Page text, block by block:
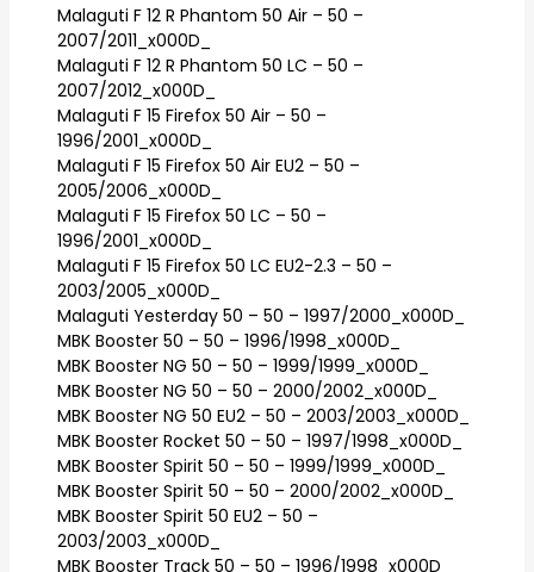
Malaguti F 12 R Phantom 50 Air – 50 –
2007/2011_x000D_
Malaguti F 12 R Phantom 50 LC – 50 –
2007/2012_x000D_
Malaguti F 15 Firefox 50 Air – 50 –
1996/2001_x000D_
Malaguti F 15 Firefox 50 Air EU2 – 50 –
2005/2006_x000D_
Malaguti F 15 Firefox 50 LC – 50 –
1996/2001_x000D_
Malaguti F 15 Firefox 50 LC EU2-2.3 – 50 –
2003/2005_x000D_
Malaguti Yesterday 50 – 50 – 1997/2000_x000D_
MBK Booster 50 – 50 – 1996/1998_x000D_
MBK Booster NG 50 – 50 – 1999/1999_x000D_
MBK Booster NG 50 – 50 – 2000/2002_x000D_
MBK Booster NG 50 EU2 – 50 – 2003/2003_x000D_
MBK Booster Rocket 50 – 50 – 1997/1998_x000D_
MBK Booster Spirit 50 – 50 – 1999/1999_x000D_
MBK Booster Spirit 50 – 50 – 2000/2002_x000D_
MBK Booster Spirit 50 EU2 – 50 –
2003/2003_x000D_
MBK Booster Track 50 – 50 – 1996/1998_x000D_